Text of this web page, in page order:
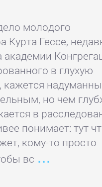
молодого
Курта Гессе,
в глухую
но чем
в
понимает: тут
кому-то просто
вс